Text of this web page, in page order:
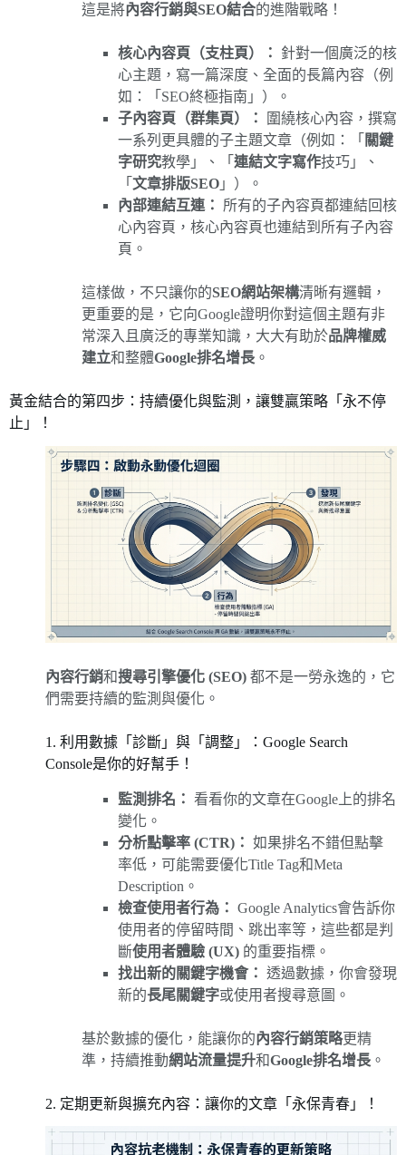
這是將內容行銷與SEO結合的進階戰略！
核心內容頁（支柱頁）：
針對一個廣泛的核
心主題，寫一篇深度、全面的長篇內容（例
如：「SEO終極指南」）。
子內容頁（群集頁）：
圍繞核心內容，撰寫
一系列更具體的子主題文章（例如：「 關鍵
字研究教學」、「 連結文字寫作技巧」、
「 文章排版SEO 」）。
內部連結互連：
所有的子內容頁都連結回核
心內容頁，核心內容頁也連結到所有子內容
頁。
這樣做，不只讓你的SEO網站架構清晰有邏輯，
更重要的是，它向Google證明你對這個主題有非
常深入且廣泛的專業知識，大大有助於品牌權威
建立和整體Google排名增長 。
黃金結合的第四步：持續優化與監測，讓雙贏策略「永不停
止」！
內容行銷和搜尋引擎優化 (SEO) 都不是一勞永逸的，它
們需要持續的監測與優化。
1. 利用數據「診斷」與「調整」：Google Search
Console是你的好幫手！
監測排名： 看看你的文章在Google上的排名
變化。
分析點擊率 (CTR)： 如果排名不錯但點擊
率低，可能需要優化Title Tag和Meta
Description。
檢查使用者行為： Google Analytics會告訴你
使用者的停留時間、跳出率等，這些都是判
斷使用者體驗 (UX) 的重要指標。
找出新的關鍵字機會： 透過數據，你會發現
新的長尾關鍵字或使用者搜尋意圖。
基於數據的優化，能讓你的內容行銷策略更精
準，持續推動網站流量提升和Google排名增長 。
2. 定期更新與擴充內容：讓你的文章「永保青春」！